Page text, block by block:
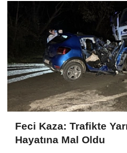
Feci Kaza: Trafikte
Hayatına Mal Oldu